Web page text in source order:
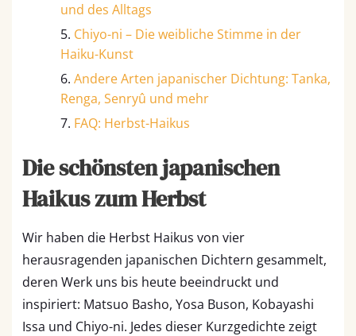
und des Alltags
Chiyo-ni – Die weibliche Stimme in der
Haiku-Kunst
Andere Arten japanischer Dichtung: Tanka,
Renga, Senryû und mehr
FAQ: Herbst-Haikus
Die schönsten japanischen
Haikus zum Herbst
Wir haben die Herbst Haikus von vier
herausragenden japanischen Dichtern gesammelt,
deren Werk uns bis heute beeindruckt und
inspiriert: Matsuo Basho, Yosa Buson, Kobayashi
Issa und Chiyo-ni. Jedes dieser Kurzgedichte zeigt